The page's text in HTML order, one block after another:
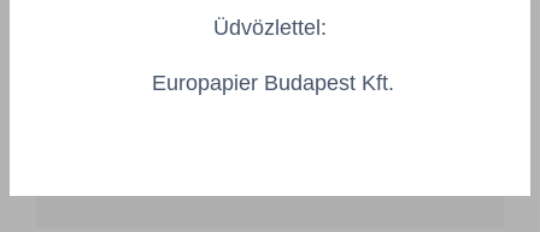
Üdvözlettel:
Europapier Budapest Kft.